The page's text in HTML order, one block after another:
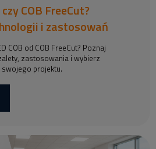
COB FreeCut?
i zastosowań
COB od COB FreeCut? Poznaj
zastosowania i wybierz
swojego projektu.